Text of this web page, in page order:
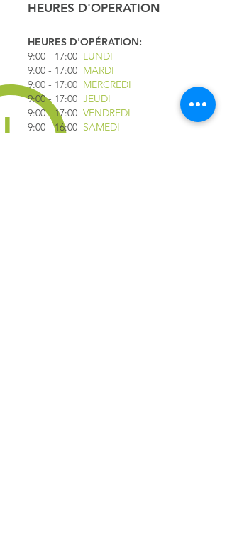
HEURES D'OPERATION
HEURES D'OPÉRATION:
9:00 - 17:00 LUNDI
9:00 - 17:00 MARDI
9:00 - 17:00 MERCREDI
9:00 - 17:00 JEUDI
9:00 - 17:00 VENDREDI
9:00 - 16:00 SAMEDI